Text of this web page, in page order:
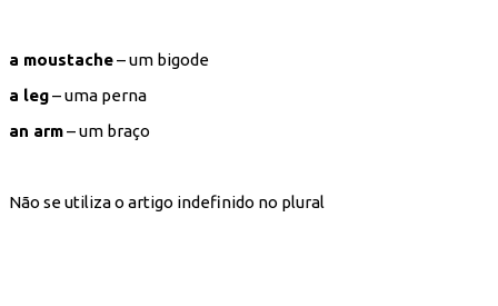
a moustache– um bigode
a leg– uma perna
an arm– um braço
Não se utiliza o artigo indefinido no plural